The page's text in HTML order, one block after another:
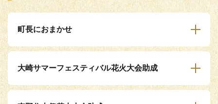
町長におまかせ
大崎サマーフェスティバル花火大会助成